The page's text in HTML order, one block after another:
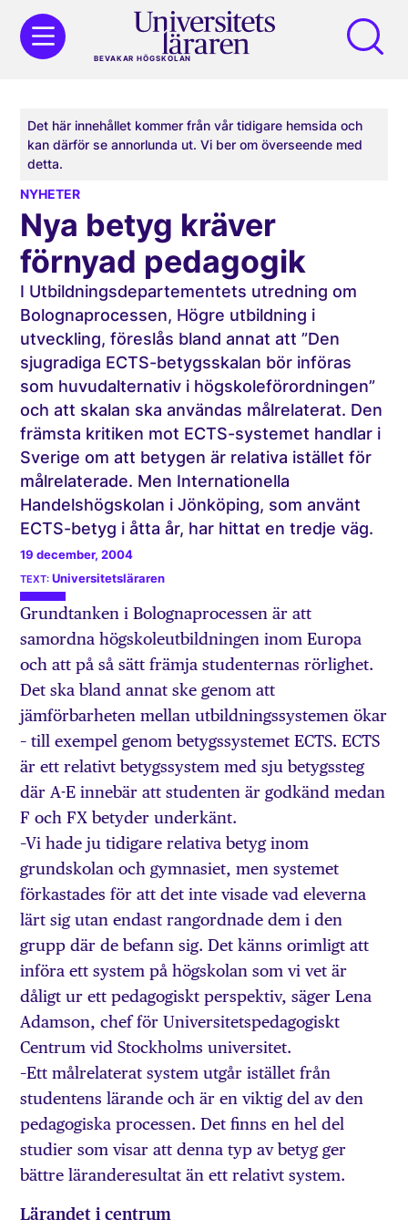
BEVAKAR HÖGSKOLAN
Det här innehållet kommer från vår tidigare hemsida och
kan därför se annorlunda ut. Vi ber om överseende med
detta.
NYHETER
Nya betyg kräver
förnyad pedagogik
I Utbildningsdepartementets utredning om
Bolognaprocessen, Högre utbildning i
utveckling, föreslås bland annat att ”Den
sjugradiga ECTS-betygsskalan bör införas
som huvudalternativ i högskoleförordningen”
och att skalan ska användas målrelaterat. Den
främsta kritiken mot ECTS-systemet handlar i
Sverige om att betygen är relativa istället för
målrelaterade. Men Internationella
Handelshögskolan i Jönköping, som använt
ECTS-betyg i åtta år, har hittat en tredje väg.
19 december, 2004
Universitetsläraren
Grundtanken i Bolognaprocessen är att
samordna högskoleutbildningen inom Europa
och att på så sätt främja studenternas rörlighet.
Det ska bland annat ske genom att
jämförbarheten mellan utbildningssystemen ökar
– till exempel genom betygssystemet ECTS. ECTS
är ett relativt betygssystem med sju betygssteg
där A-E innebär att studenten är godkänd medan
F och FX betyder underkänt.
–Vi hade ju tidigare relativa betyg inom
grundskolan och gymnasiet, men systemet
förkastades för att det inte visade vad eleverna
lärt sig utan endast rangordnade dem i den
grupp där de befann sig. Det känns orimligt att
införa ett system på högskolan som vi vet är
dåligt ur ett pedagogiskt perspektiv, säger Lena
Adamson, chef för Universitetspedagogiskt
Centrum vid Stockholms universitet.
–Ett målrelaterat system utgår istället från
studentens lärande och är en viktig del av den
pedagogiska processen. Det finns en hel del
studier som visar att denna typ av betyg ger
bättre läranderesultat än ett relativt system.
Lärandet i centrum